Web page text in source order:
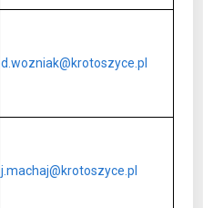
d.wozniak@krotoszyce.pl
j.machaj@krotoszyce.pl